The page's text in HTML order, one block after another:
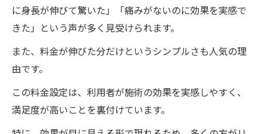
に身長が伸びて驚いた」「痛みがないのに効果を実感で
きた」という声が多く見受けられます。
また、料金が伸びた分だけというシンプルさも人気の理
由です。
この料金設定は、利用者が施術の効果を実感しやすく、
満足度が高いことを裏付けています。